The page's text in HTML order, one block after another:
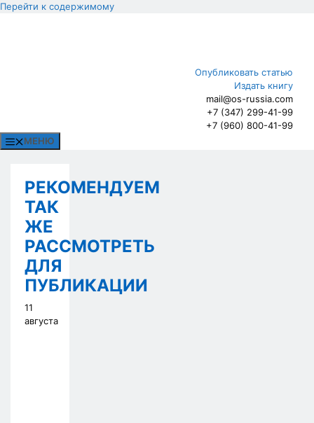
Перейти к содержимому
Опубликовать статью
Издать книгу
mail@os-russia.com
+7 (347) 299-41-99
+7 (960) 800-41-99
МЕНЮ
РЕКОМЕНДУЕМ
ТАК
ЖЕ
РАССМОТРЕТЬ
ДЛЯ
ПУБЛИКАЦИИ
11
августа